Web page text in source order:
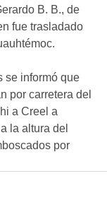
B. B., de
fue trasladado
se informó que
por carretera del
a Creel a
la altura del
por